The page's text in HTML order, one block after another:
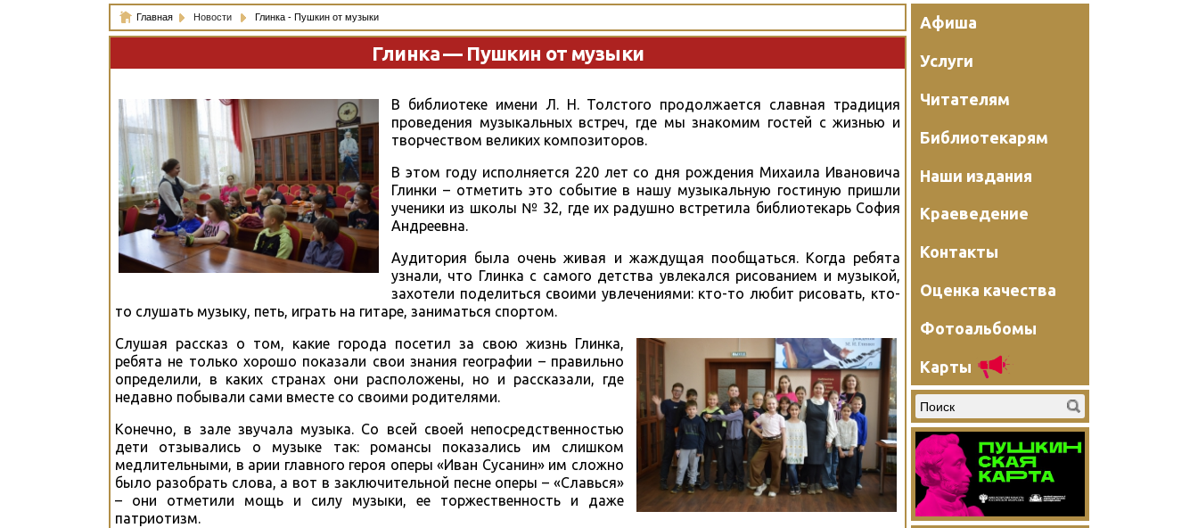
Главная Новости Глинка - Пушкин от музыки
Глинка — Пушкин от музыки
В библиотеке имени Л. Н. Толстого продолжается славная традиция
проведения музыкальных встреч, где мы знакомим гостей с жизнью и
творчеством великих композиторов.
В этом году исполняется 220 лет со дня рождения Михаила Ивановича
Глинки – отметить это событие в нашу музыкальную гостиную пришли
ученики из школы № 32, где их радушно встретила библиотекарь София
Андреевна.
Аудитория была очень живая и жаждущая пообщаться. Когда ребята
узнали, что Глинка с самого детства увлекался рисованием и музыкой,
захотели поделиться своими увлечениями: кто-то любит рисовать, кто-
то слушать музыку, петь, играть на гитаре, заниматься спортом.
Слушая рассказ о том, какие города посетил за свою жизнь Глинка,
ребята не только хорошо показали свои знания географии – правильно
определили, в каких странах они расположены, но и рассказали, где
недавно побывали сами вместе со своими родителями.
Конечно, в зале звучала музыка. Со всей своей непосредственностью
дети отзывались о музыке так: романсы показались им слишком
медлительными, в арии главного героя оперы «Иван Сусанин» им сложно
было разобрать слова, а вот в заключительной песне оперы – «Славься»
– они отметили мощь и силу музыки, ее торжественность и даже
патриотизм.
Афиша
Услуги
Читателям
Библиотекарям
Наши издания
Краеведение
Контакты
Оценка качества
Фотоальбомы
Карты